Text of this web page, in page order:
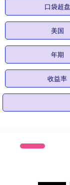
口袋超盘
美国
年期
收益率